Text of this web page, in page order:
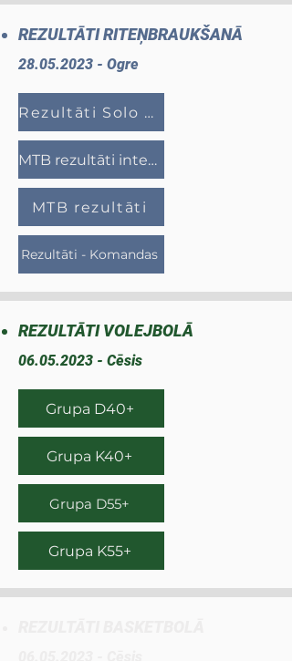
REZULTĀTI RITEŅBRAUKŠANĀ
28.05.2023 - Ogre
Rezultāti Solo brauciens
MTB rezultāti intervālos
MTB rezultāti
Rezultāti - Komandas
REZULTĀTI VOLEJBOLĀ
06.05.2023 - Cēsis
Grupa D40+
Grupa K40+
Grupa D55+
Grupa K55+